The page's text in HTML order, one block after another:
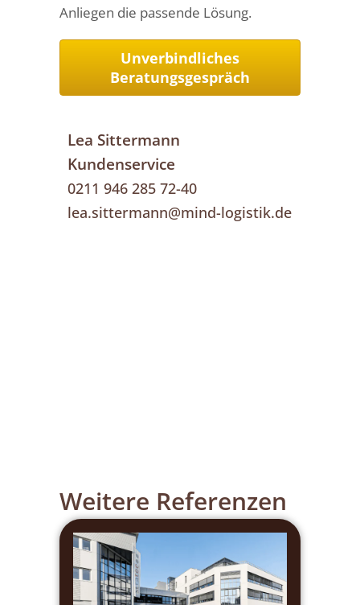
Anliegen die passende Lösung.
Unverbindliches
Beratungsgespräch
Lea Sittermann
Kundenservice
0211 946 285 72-40
lea.sittermann@mind-logistik.de
Weitere Referenzen